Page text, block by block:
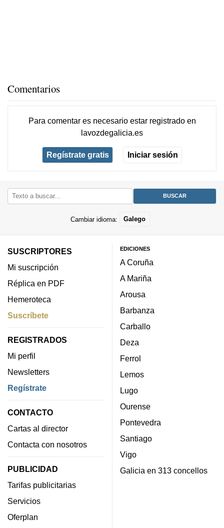
Comentarios
Para comentar es necesario estar registradoen
lavozdegalicia.es
Regístrate gratis Iniciar sesión
Cambiar idioma: Galego
SUSCRIPTORES
Mi suscripción
Réplica en PDF
Hemeroteca
Suscríbete
REGISTRADOS
Mi perfil
Newsletters
Regístrate
CONTACTO
Cartas al director
Contacta con nosotros
PUBLICIDAD
Tarifas publicitarias
Servicios
Oferplan
EDICIONES
A Coruña
A Mariña
Arousa
Barbanza
Carballo
Deza
Ferrol
Lemos
Lugo
Ourense
Pontevedra
Santiago
Vigo
Galicia en 313 concellos